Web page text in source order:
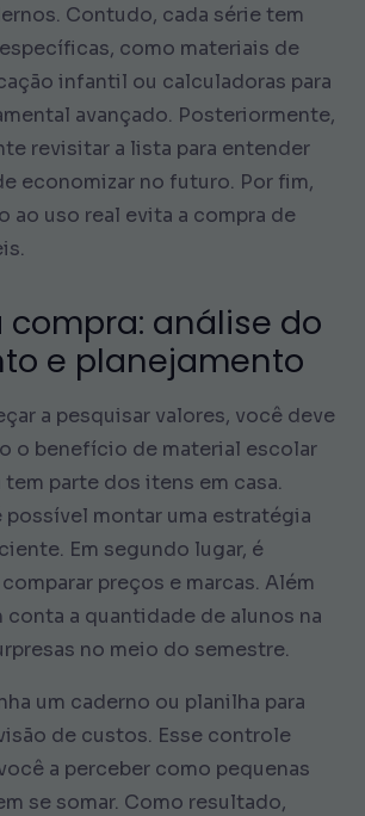
Contudo, cada série tem
como materiais de
infantil ou calculadoras para
avançado. Posteriormente,
revisitar a lista para entender
economizar no futuro. Por fim,
ao uso real evita a compra de
compra: análise do
e planejamento
a pesquisar valores, você deve
o benefício de material escolar
parte dos itens em casa.
possível montar uma estratégia
Em segundo lugar, é
preços e marcas. Além
conta a quantidade de alunos na
no meio do semestre.
um caderno ou planilha para
de custos. Esse controle
a perceber como pequenas
se somar. Como resultado,